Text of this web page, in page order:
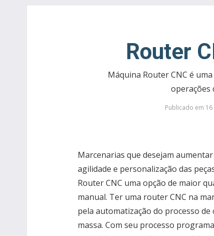
Router
Máquina Router CNC é
operações
Publicado em
Marcenarias que desejam
agilidade e personalização das
Router CNC uma opção de maior
manual. Ter uma router CNC na
pela automatização do processo
massa. Com seu processo